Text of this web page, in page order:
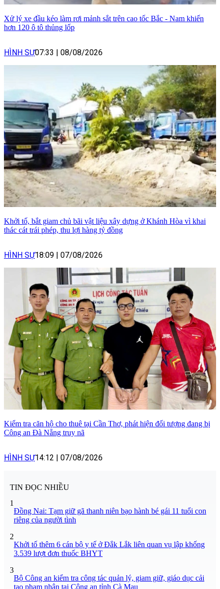
Xử lý xe đầu kéo làm rơi mảnh sắt trên cao tốc Bắc - Nam khiến
hơn 120 ô tô thủng lốp
HÌNH SỰ07:33 | 08/08/2026
Khởi tố, bắt giam chủ bãi vật liệu xây dựng ở Khánh Hòa vì khai
thác cát trái phép, thu lợi hàng tỷ đồng
HÌNH SỰ18:09 | 07/08/2026
Kiểm tra căn hộ cho thuê tại Cần Thơ, phát hiện đối tượng đang bị
Công an Đà Nẵng truy nã
HÌNH SỰ14:12 | 07/08/2026
TIN ĐỌC NHIỀU
1
Đồng Nai: Tạm giữ gã thanh niên bạo hành bé gái 11 tuổi con
riêng của người tình
2
Khởi tố thêm 6 cán bộ y tế ở Đắk Lắk liên quan vụ lập khống
3.539 lượt đơn thuốc BHYT
3
Bộ Công an kiểm tra công tác quản lý, giam giữ, giáo dục cải
tạo phạm nhân tại Công an tỉnh Cà Mau